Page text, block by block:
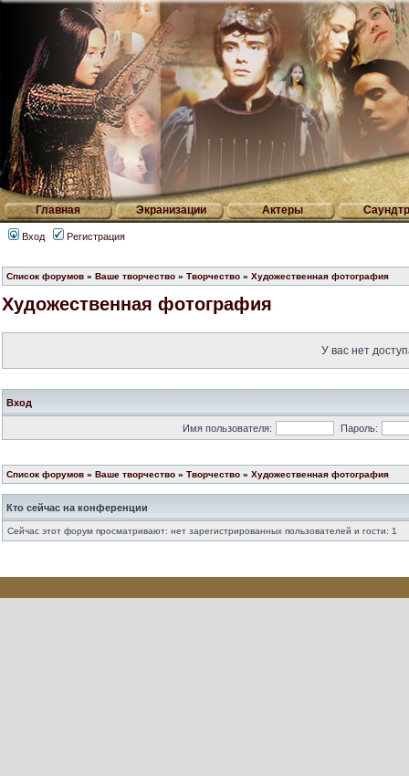
Главная Экранизации Актеры
Вход Регистрация
Список форумов » Ваше творчество » Творчество » Художественная фотография
Художественная фотография
У вас нет
Вход
Имя пользователя: Пароль:
Список форумов » Ваше творчество » Творчество » Художественная фотография
Кто сейчас на конференции
Сейчас этот форум просматривают: нет зарегистрированных пользователей и гости: 1